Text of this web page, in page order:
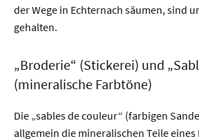
der Wege in Echternach säumen, sind
gehalten.
„Broderie“ (Stickerei) und
(mineralische Farbtöne)
Die „sables de couleur“ (farbigen
allgemein die mineralischen Teile